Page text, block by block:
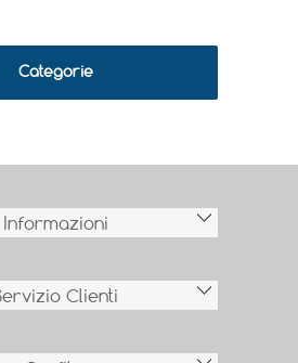
Categorie
Informazioni
Clienti